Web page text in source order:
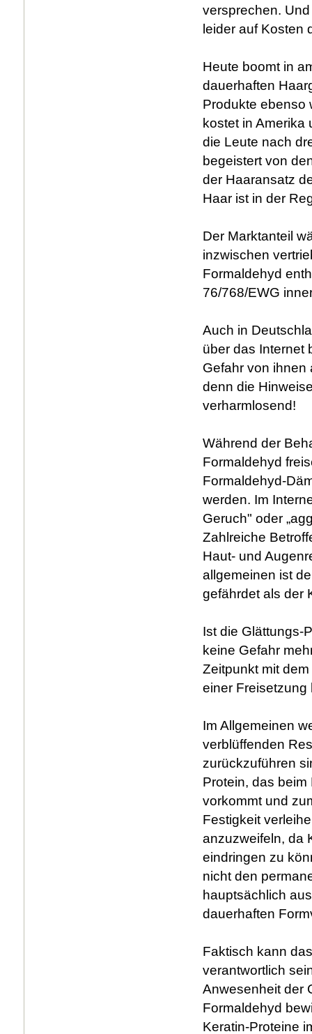
versprechen.
leider auf Kosten
Heute boomt in
dauerhaften
Produkte ebenso
kostet in Amerika
die Leute nach
begeistert von
der Haaransatz
Haar ist in der
Der Marktanteil
inzwischen
Formaldehyd
76/768/EWG
Auch in
über das Internet
Gefahr von ihnen
denn die
verharmlosend!
Während der
Formaldehyd
Formaldehyd-
werden. Im
Geruch" oder
Zahlreiche
Haut- und
allgemeinen ist
gefährdet als der
Ist die Glättungs-
keine Gefahr
Zeitpunkt mit
einer Freisetzung
Im Allgemeinen
verblüffenden
zurückzuführen
Protein, das
vorkommt und
Festigkeit
anzuzweifeln, da
eindringen zu
nicht den
hauptsächlich
dauerhaften
Faktisch kann
verantwortlich
Anwesenheit der
Formaldehyd
Keratin-Proteine